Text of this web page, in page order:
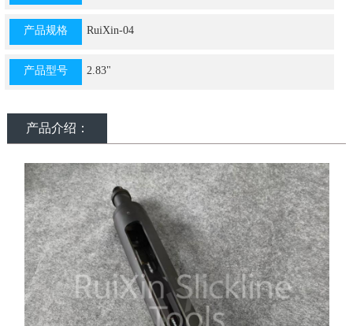
产品规格 RuiXin-04
产品型号 2.83"
产品介绍：